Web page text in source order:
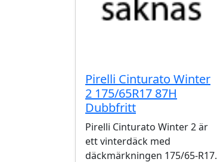
Pirelli Cinturato Winter
2 175/65R17 87H
Dubbfritt
Pirelli Cinturato Winter 2 är
ett vinterdäck med
däckmärkningen 175/65-R17.